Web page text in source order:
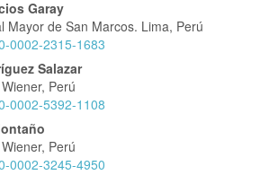
Garay
Mayor de San Marcos. Lima, Perú
0002-2315-1683
Salazar
Perú
0002-5392-1108
Perú
0002-3245-4950